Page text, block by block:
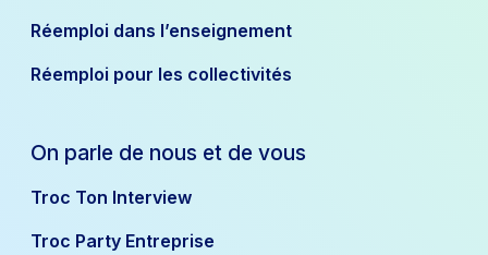
Réemploi dans l’enseignement
Réemploi pour les collectivités
On parle de nous et de vous
Troc Ton Interview
Troc Party Entreprise